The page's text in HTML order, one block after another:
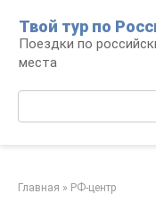
контенту
Твой тур по
Поездки по
места
Главная » РФ-центр